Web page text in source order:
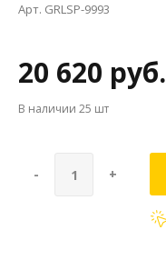
Арт. GRLSP-9993
20 620 руб.
В наличии 25 шт
- +